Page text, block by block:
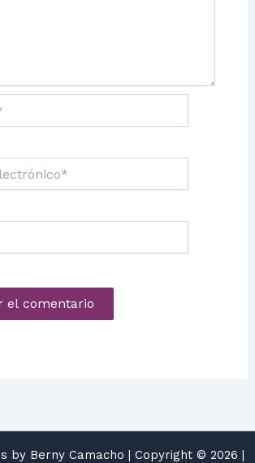
by Berny Camacho | Copyright © 2026 |